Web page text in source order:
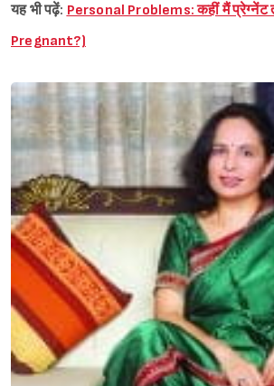
Sign in
यह भी पढ़ें: Personal Problems: कहीं मैं प्रेग्नेंट
Pregnant?)